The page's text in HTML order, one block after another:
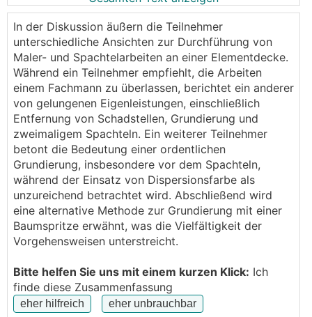
einer günstigen Dispersion vorstreichen soll. Ersetzt
seiner Meinung nach die Grundierung und bindet den
Staub.
Ist das eine Möglichkeit oder eher eine Gefahr?
In der Diskussion äußern die Teilnehmer
unterschiedliche Ansichten zur Durchführung von
Maler- und Spachtelarbeiten an einer Elementdecke.
Während ein Teilnehmer empfiehlt, die Arbeiten
einem Fachmann zu überlassen, berichtet ein anderer
von gelungenen Eigenleistungen, einschließlich
Entfernung von Schadstellen, Grundierung und
zweimaligem Spachteln. Ein weiterer Teilnehmer
betont die Bedeutung einer ordentlichen
Grundierung, insbesondere vor dem Spachteln,
während der Einsatz von Dispersionsfarbe als
unzureichend betrachtet wird. Abschließend wird
eine alternative Methode zur Grundierung mit einer
Baumspritze erwähnt, was die Vielfältigkeit der
Vorgehensweisen unterstreicht.
Bitte helfen Sie uns mit einem kurzen Klick: Ich
finde diese Zusammenfassung